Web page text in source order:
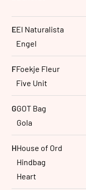
EEl Naturalista
Engel
FFoekje Fleur
Five Unit
GGOT Bag
Gola
HHouse of Ord
Hindbag
Heart